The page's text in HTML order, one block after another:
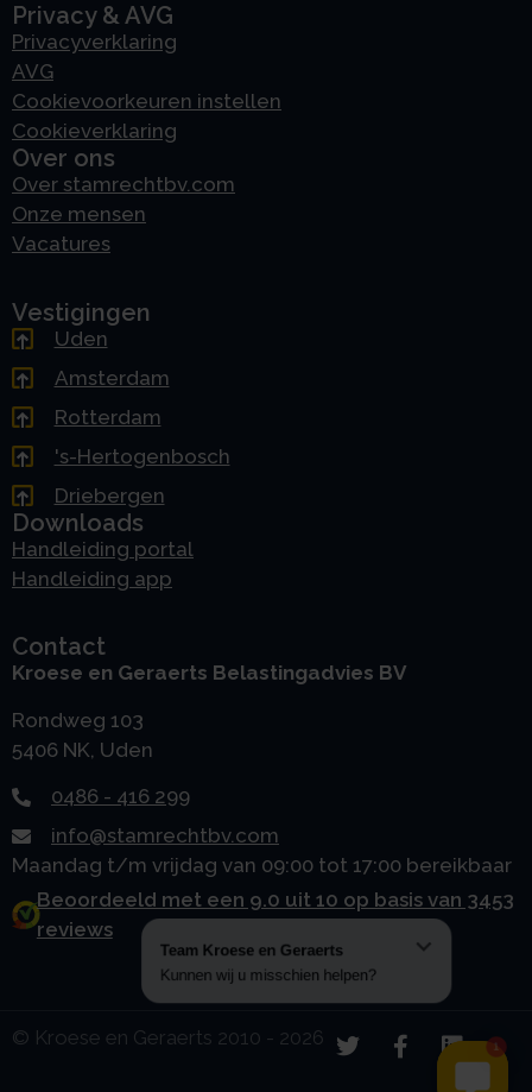
Privacy & AVG
Privacyverklaring
AVG
Cookievoorkeuren instellen
Cookieverklaring
Over ons
Over stamrechtbv.com
Onze mensen
Vacatures
Vestigingen
Uden
Amsterdam
Rotterdam
's-Hertogenbosch
Driebergen
Downloads
Handleiding portal
Handleiding app
Contact
Kroese en Geraerts Belastingadvies BV
Rondweg 103
5406 NK, Uden
0486 - 416 299
info@stamrechtbv.com
Maandag t/m vrijdag van 09:00 tot 17:00 bereikbaar
Beoordeeld met een 9.0 uit 10 op basis van 3453
reviews
© Kroese en Geraerts 2010 - 2026